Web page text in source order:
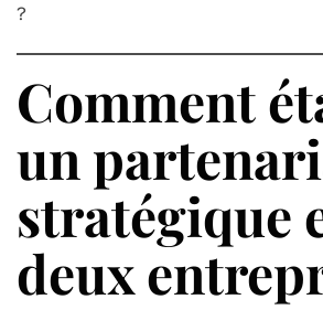
?
Comment
un
stratégique
deux